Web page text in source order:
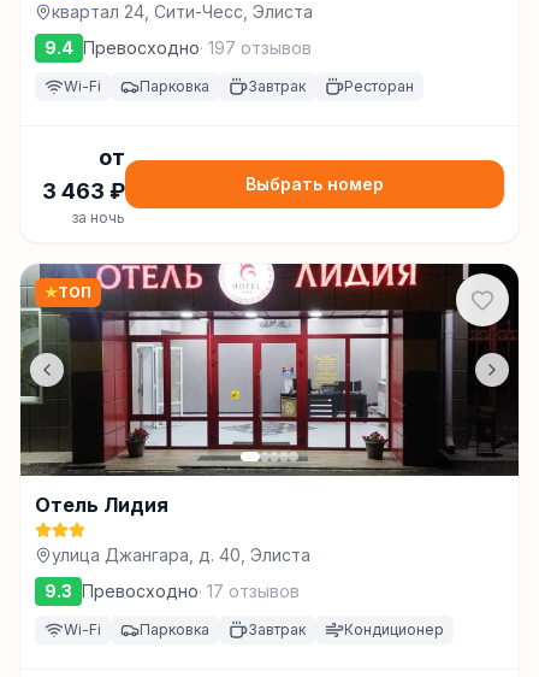
квартал 24, Сити-Чесс, Элиста
9.4 Превосходно· 197 отзывов
Wi-Fi Парковка Завтрак Ресторан
от
3 463 ₽
за ночь
Выбрать номер
★ТОП
Отель Лидия
улица Джангара, д. 40, Элиста
9.3 Превосходно· 17 отзывов
Wi-Fi Парковка Завтрак Кондиционер